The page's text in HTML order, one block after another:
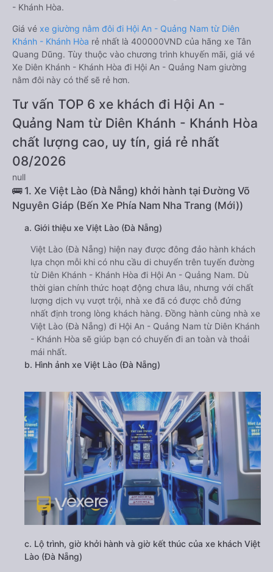
- Khánh Hòa.
Giá vé xe giường nằm đôi đi Hội An - Quảng Nam từ Diên
Khánh - Khánh Hòa rẻ nhất là 400000VND của hãng xe Tân
Quang Dũng. Tùy thuộc vào chương trình khuyến mãi, giá vé
Xe Diên Khánh - Khánh Hòa đi Hội An - Quảng Nam giường
nằm đôi này có thể sẽ rẻ hơn.
Tư vấn TOP 6 xe khách đi Hội An -
Quảng Nam từ Diên Khánh - Khánh Hòa
chất lượng cao, uy tín, giá rẻ nhất
08/2026
null
🚌 1. Xe Việt Lào (Đà Nẵng) khởi hành tại Đường Võ
Nguyên Giáp (Bến Xe Phía Nam Nha Trang (Mới))
a. Giới thiệu xe Việt Lào (Đà Nẵng)
Việt Lào (Đà Nẵng) hiện nay được đông đảo hành khách
lựa chọn mỗi khi có nhu cầu di chuyển trên tuyến đường
từ Diên Khánh - Khánh Hòa đi Hội An - Quảng Nam. Dù
thời gian chính thức hoạt động chưa lâu, nhưng với chất
lượng dịch vụ vượt trội, nhà xe đã có được chỗ đứng
nhất định trong lòng khách hàng. Đồng hành cùng nhà xe
Việt Lào (Đà Nẵng) đi Hội An - Quảng Nam từ Diên Khánh
- Khánh Hòa sẽ giúp bạn có chuyến đi an toàn và thoải
mái nhất.
b. Hình ảnh xe Việt Lào (Đà Nẵng)
c. Lộ trình, giờ khởi hành và giờ kết thúc của xe khách Việt
Lào (Đà Nẵng)